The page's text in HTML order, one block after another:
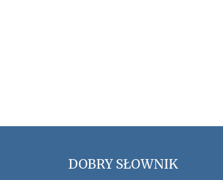
DOBRY SŁOWNIK